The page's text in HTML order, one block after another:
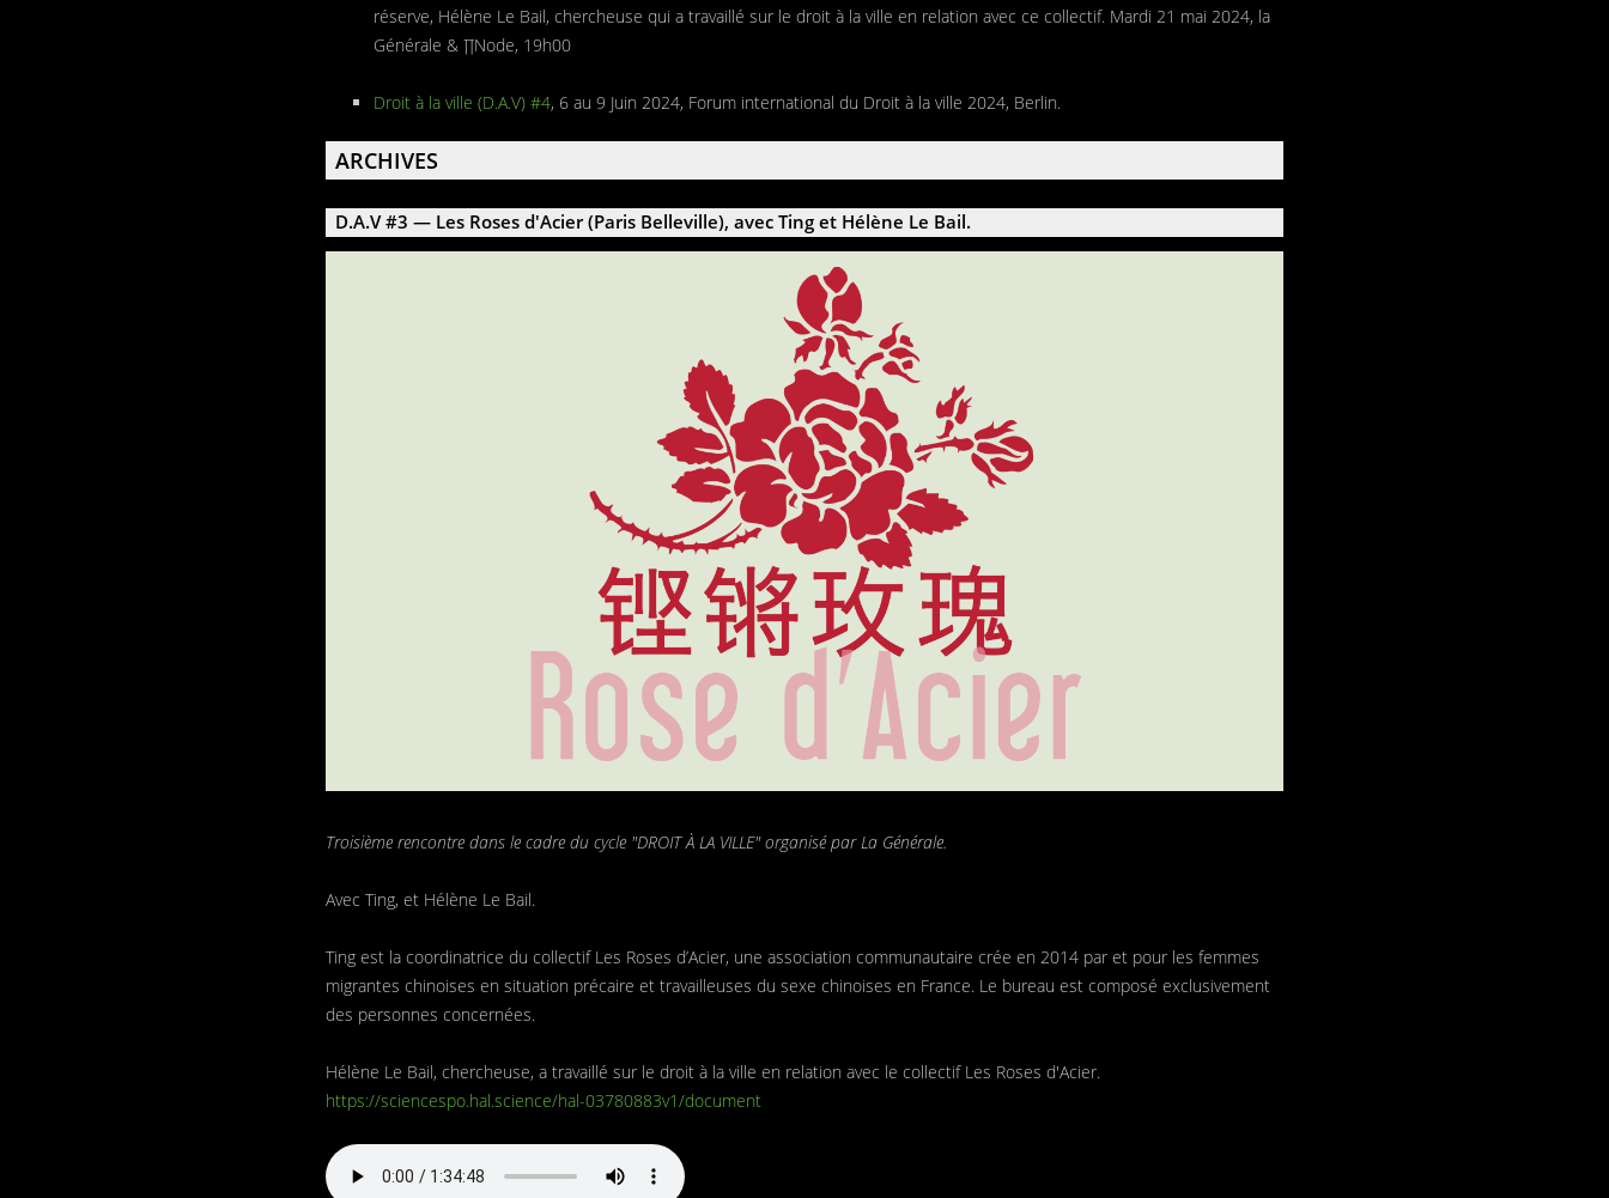
réserve, Hélène Le Bail, chercheuse qui a travaillé sur le droit à la ville en relation avec ce collectif. Mardi 21 mai 2024, la
Générale & ∏Node, 19h00
Droit à la ville (D.A.V) #4, 6 au 9 Juin 2024, Forum international du Droit à la ville 2024, Berlin.
ARCHIVES
D.A.V #3 — Les Roses d'Acier (Paris Belleville), avec Ting et Hélène Le Bail.
Troisième rencontre dans le cadre du cycle "DROIT À LA VILLE" organisé par La Générale.
Avec Ting, et Hélène Le Bail.
Ting est la coordinatrice du collectif Les Roses d’Acier, une association communautaire crée en 2014 par et pour les femmes
migrantes chinoises en situation précaire et travailleuses du sexe chinoises en France. Le bureau est composé exclusivement
des personnes concernées.
Hélène Le Bail, chercheuse, a travaillé sur le droit à la ville en relation avec le collectif Les Roses d'Acier.
https://sciencespo.hal.science/hal-03780883v1/document